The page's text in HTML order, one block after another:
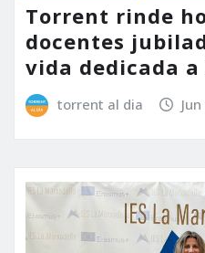
Torrent rinde
docentes
vida dedicada
torrent al dia